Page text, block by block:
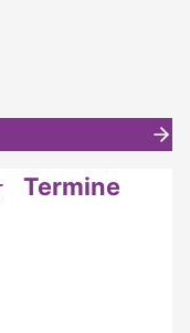
Termine